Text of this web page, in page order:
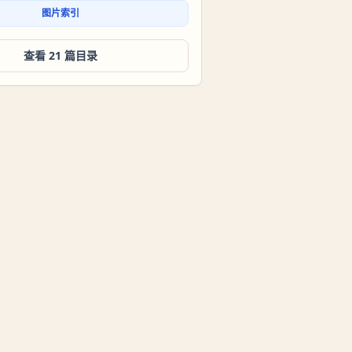
图片索引
查看 21 篇目录